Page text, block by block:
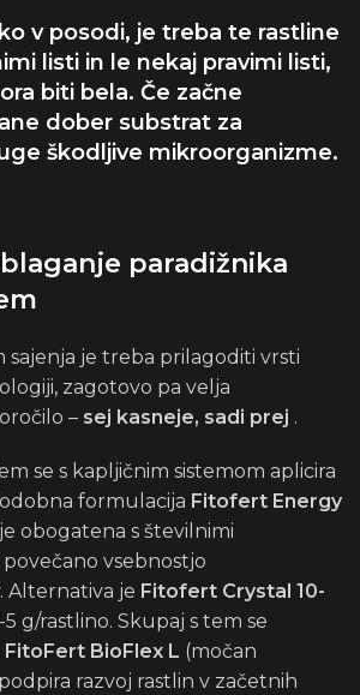
v posodi, je treba te rastline
listi in le nekaj pravimi listi,
biti bela. Če začne
dober substrat za
škodljive mikroorganizme.
paradižnika
je treba prilagoditi vrsti
zagotovo pa velja
– sej kasneje, sadi prej .
se s kapljičnim sistemom aplicira
formulacija Fitofert Energy
obogatena s številnimi
vsebnostjo
Alternativa je Fitofert Crystal 10-
g/rastlino. Skupaj s tem se
FitoFert BioFlex L (močan
razvoj rastlin v začetnih